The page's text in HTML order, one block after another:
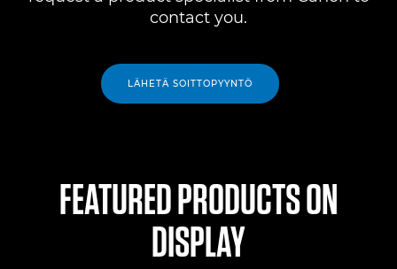
contact you.
LÄHETÄ SOITTOPYYNTÖ
FEATURED PRODUCTS ON
DISPLAY